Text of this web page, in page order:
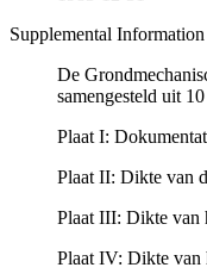
Supplemental Information
De
samengesteld uit
Plaat I:
Plaat II: Dikte van
Plaat III: Dikte van
Plaat IV: Dikte van